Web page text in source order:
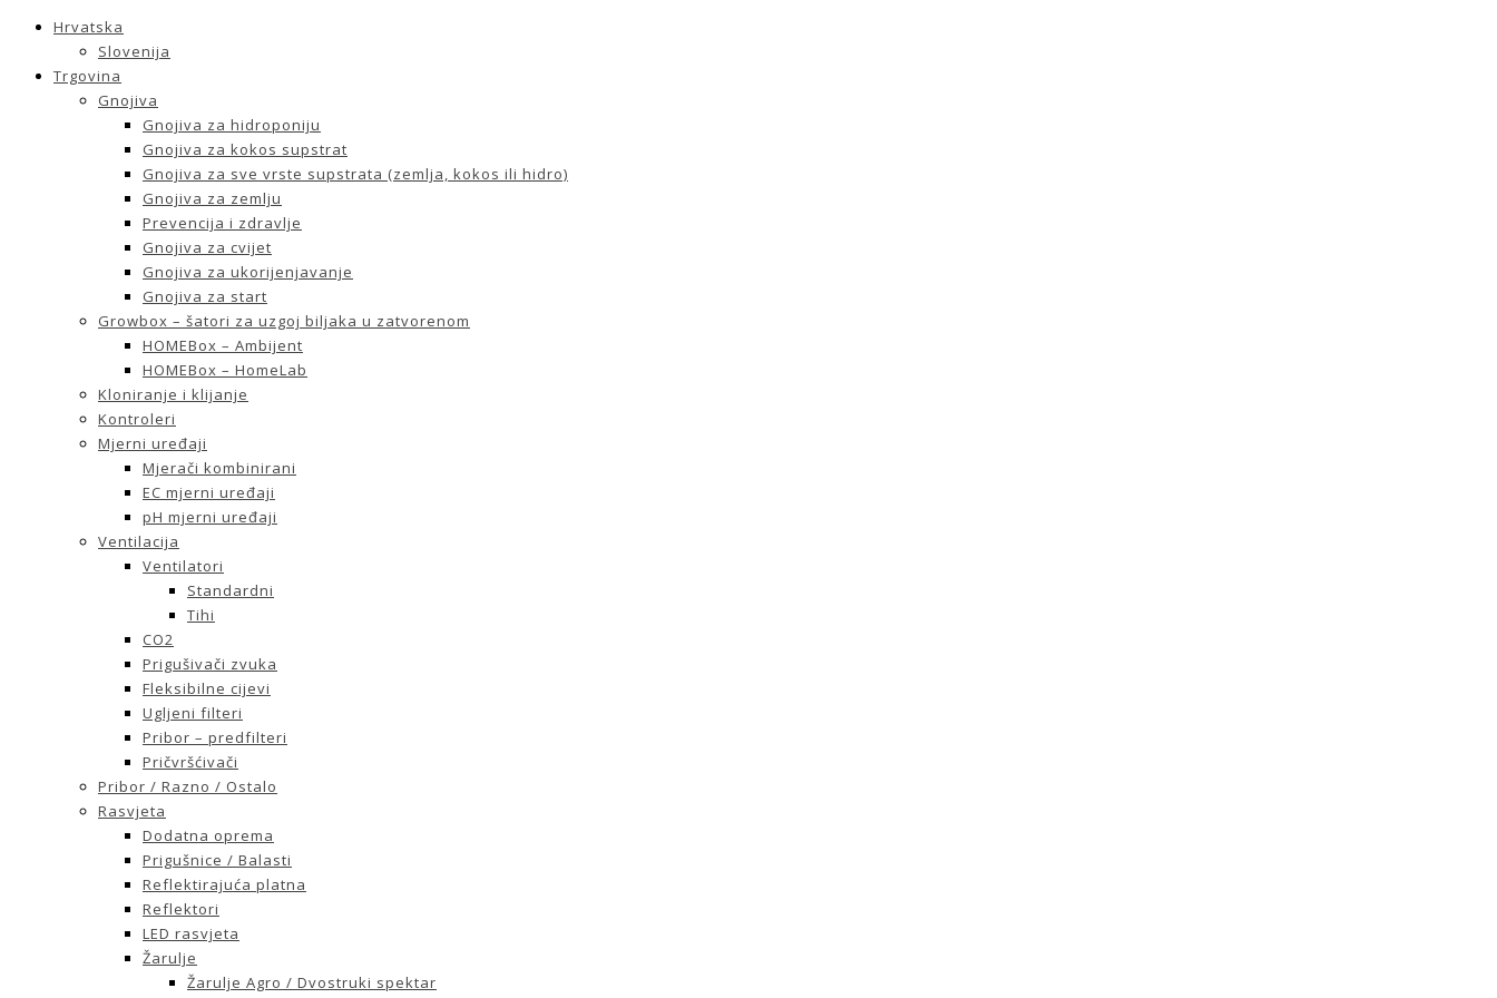
Hrvatska
Slovenija
Trgovina
Gnojiva
Gnojiva za hidroponiju
Gnojiva za kokos supstrat
Gnojiva za sve vrste supstrata (zemlja, kokos ili hidro)
Gnojiva za zemlju
Prevencija i zdravlje
Gnojiva za cvijet
Gnojiva za ukorijenjavanje
Gnojiva za start
Growbox – šatori za uzgoj biljaka u zatvorenom
HOMEBox – Ambijent
HOMEBox – HomeLab
Kloniranje i klijanje
Kontroleri
Mjerni uređaji
Mjerači kombinirani
EC mjerni uređaji
pH mjerni uređaji
Ventilacija
Ventilatori
Standardni
Tihi
CO2
Prigušivači zvuka
Fleksibilne cijevi
Ugljeni filteri
Pribor – predfilteri
Pričvršćivači
Pribor / Razno / Ostalo
Rasvjeta
Dodatna oprema
Prigušnice / Balasti
Reflektirajuća platna
Reflektori
LED rasvjeta
Žarulje
Žarulje Agro / Dvostruki spektar